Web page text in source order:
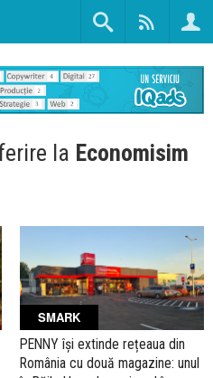
la Economisim
SMARK
PENNY își extinde rețeaua din
România cu două magazine: unul